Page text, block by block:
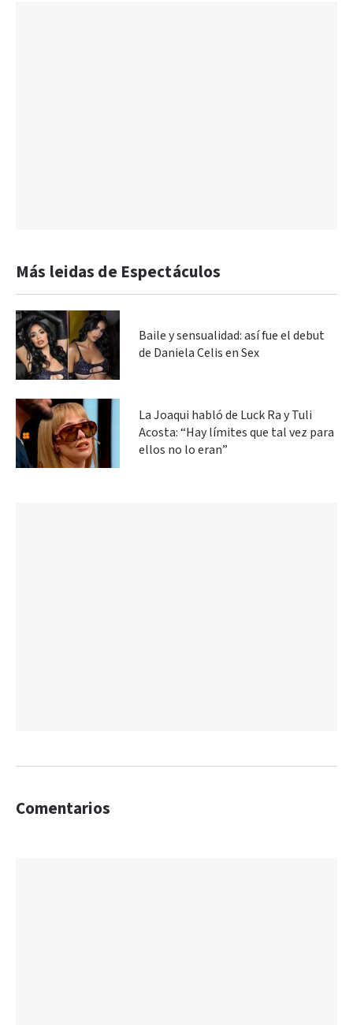
Más leidas de Espectáculos
Baile y sensualidad: así fue el debut
de Daniela Celis en Sex
La Joaqui habló de Luck Ra y Tuli
Acosta: “Hay límites que tal vez para
ellos no lo eran”
Comentarios